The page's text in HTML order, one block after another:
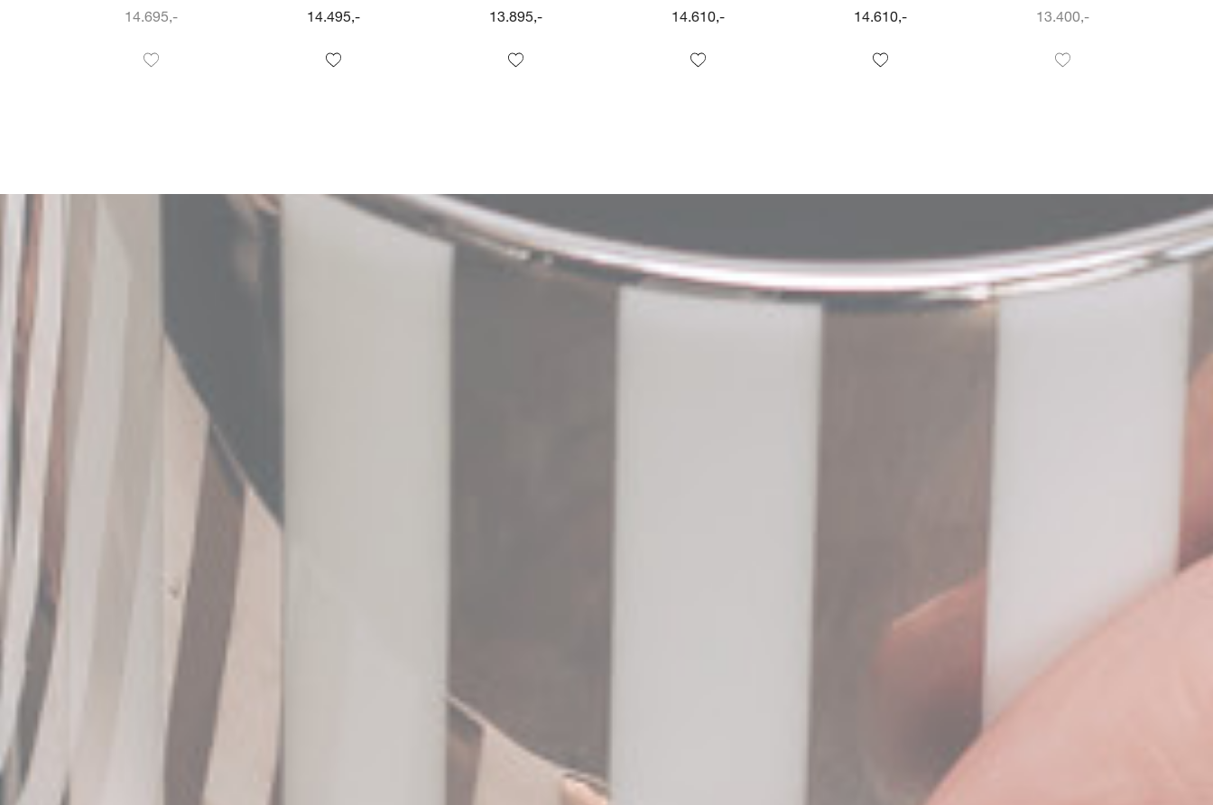
14.695,- 14.495,- 13.895,- 14.610,- 14.610,- 13.400,-